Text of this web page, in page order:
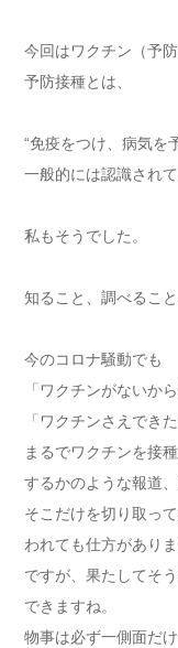
今回はワクチン（予
予防接種とは、
“免疫をつけ、病気を
一般的には認識され
私もそうでした。
知ること、調べるこ
今のコロナ騒動でも
「ワクチンがないから
「ワクチンさえでき
まるでワクチンを接
するかのような報道
そこだけを切り取っ
われても仕方がありま
ですが、果たしてそ
できますね。
物事は必ず一側面だ